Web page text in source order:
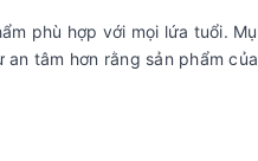
phù hợp với mọi lứa tuổi.
tâm hơn rằng sản phẩm